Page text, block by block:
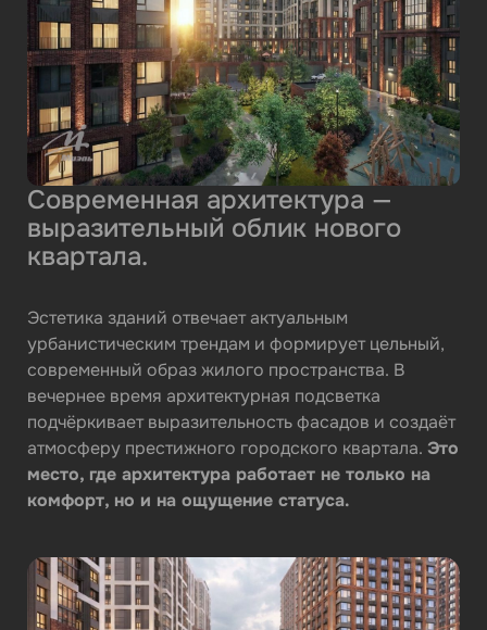
Современная архитектура —
выразительный облик нового
квартала.
Эстетика зданий отвечает актуальным
урбанистическим трендам и формирует цельный,
современный образ жилого пространства. В
вечернее время архитектурная подсветка
подчёркивает выразительность фасадов и создаёт
атмосферу престижного городского квартала. Это
место, где архитектура работает не только на
комфорт, но и на ощущение статуса.